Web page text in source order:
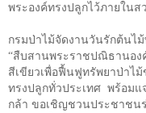
พระองค์ทรงปลูกไว้ภายในส
กรมป่าไม้จัดงานวันรักต้นไ
“สืบสานพระราชปณิธานอง
สีเขียวเพื่อฟื้นฟูทรัพยาป่าไ
ทรงปลูกทั่วประเทศ พร้อมแ
กล้า ขอเชิญชวนประชาชน